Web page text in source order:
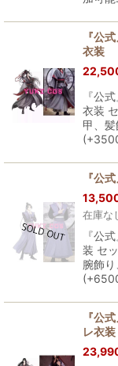
『公
衣装
『公
衣装
甲、
『公
在庫な
『公
装 セ
腕飾
『公
レ衣装